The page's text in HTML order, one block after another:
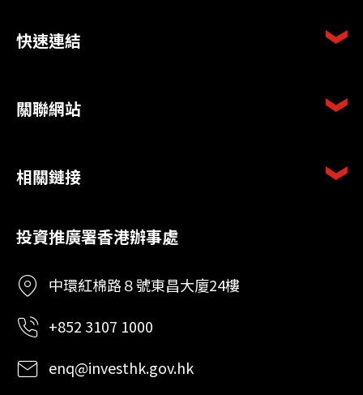
快速連結
關聯網站
相關鏈接
投資推廣署香港辦事處
中環紅棉路８號東昌大廈24樓
+852 3107 1000
enq@investhk.gov.hk